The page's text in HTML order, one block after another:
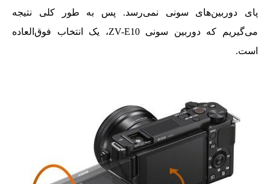
پای دوربین‌های سونی نمی‌رسد. پس به طور کلی نتیجه
می‌گیریم که دوربین سونی ZV-E10، یک انتخاب فوق‌العاده
است.